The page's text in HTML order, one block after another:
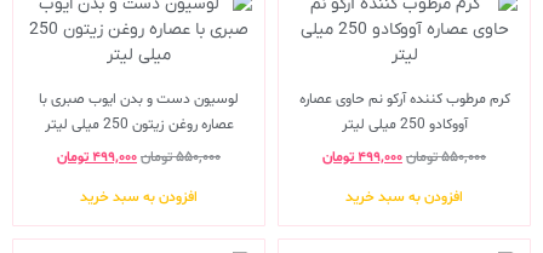
کرم مرطوب کننده آرکو نم حاوی عصاره
آووکادو 250 میلی لیتر
۵۵۰,۰۰۰تومان۴۹۹,۰۰۰تومان
افزودن به سبد خرید
لوسیون دست و بدن ایوب صبری با
عصاره روغن زیتون 250 میلی لیتر
۵۵۰,۰۰۰تومان۴۹۹,۰۰۰تومان
افزودن به سبد خرید